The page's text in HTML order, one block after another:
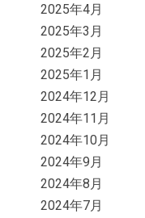
2025年4月
2025年3月
2025年2月
2025年1月
2024年12月
2024年11月
2024年10月
2024年9月
2024年8月
2024年7月